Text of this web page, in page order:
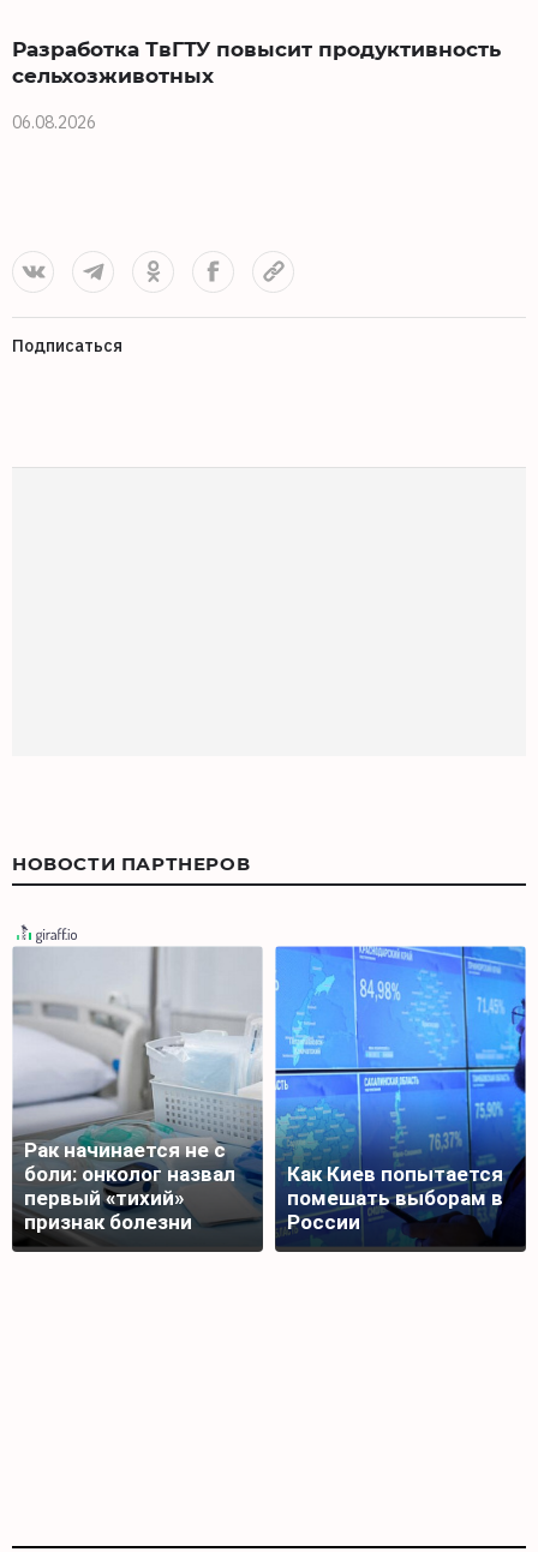
Разработка ТвГТУ повысит продуктивность
сельхозживотных
06.08.2026
Подписаться
НОВОСТИ ПАРТНЕРОВ
Рак начинается не с
боли: онколог назвал
первый «тихий»
признак болезни
Как Киев попытается
помешать выборам в
России